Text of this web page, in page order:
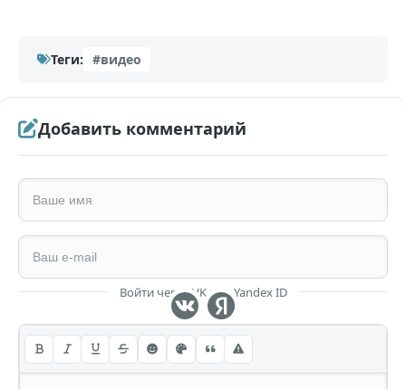
Теги: #видео
Добавить комментарий
Войти через VK или Yandex ID